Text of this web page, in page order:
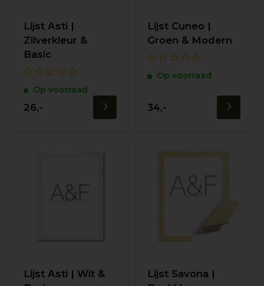
Lijst Asti |
Zilverkleur &
Basic
Op voorraad
26,-
Lijst Cuneo |
Groen & Modern
Op voorraad
34,-
Lijst Asti | Wit &
Lijst Savona |